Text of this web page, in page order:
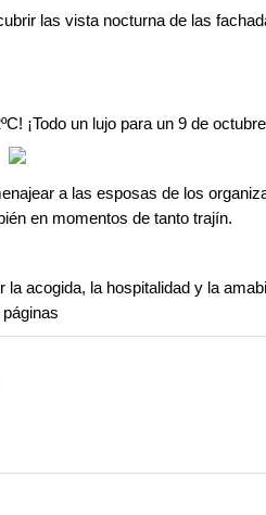
las vista nocturna de las
¡Todo un lujo para un 9 de
a las esposas de los
en momentos de tanto trajín.
la acogida, la hospitalidad y la